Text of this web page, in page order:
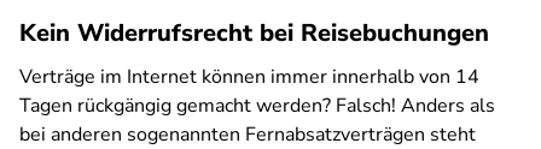
Kein Widerrufsrecht bei Reisebuchungen
Verträge im Internet können immer innerhalb von 14
Tagen rückgängig gemacht werden? Falsch! Anders als
bei anderen sogenannten Fernabsatzverträgen steht